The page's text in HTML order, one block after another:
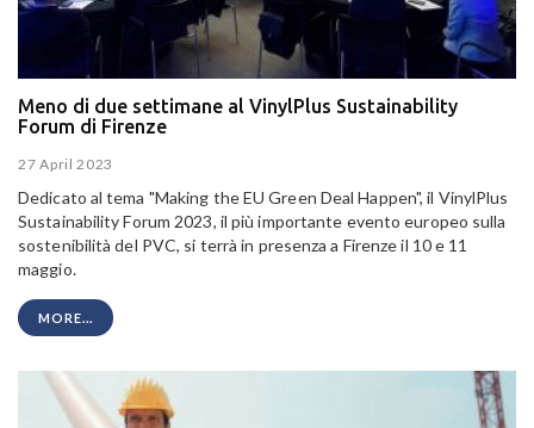
Meno di due settimane al VinylPlus Sustainability
Forum di Firenze
27 April 2023
Dedicato al tema "Making the EU Green Deal Happen", il VinylPlus
Sustainability Forum 2023, il più importante evento europeo sulla
sostenibilità del PVC, si terrà in presenza a Firenze il 10 e 11
maggio.
MORE...